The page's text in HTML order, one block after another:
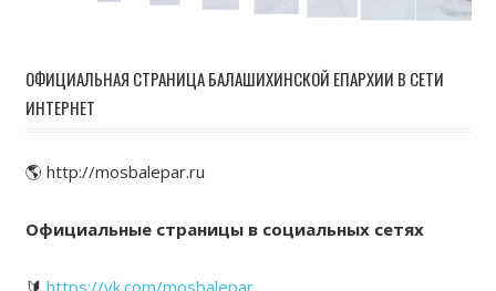
ОФИЦИАЛЬНАЯ СТРАНИЦА БАЛАШИХИНСКОЙ ЕПАРХИИ В СЕТИ
ИНТЕРНЕТ
🌎 http://mosbalepar.ru
Официальные страницы в социальных сетях